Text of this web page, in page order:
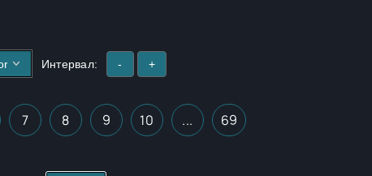
Интервал: - +
7 8 9 10 ... 69